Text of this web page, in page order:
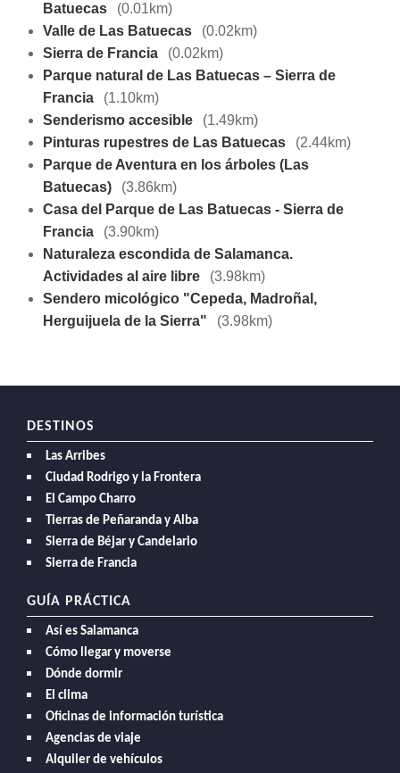
Batuecas
(0.01km)
Valle de Las Batuecas
(0.02km)
Sierra de Francia
(0.02km)
Parque natural de Las Batuecas – Sierra de
Francia
(1.10km)
Senderismo accesible
(1.49km)
Pinturas rupestres de Las Batuecas
(2.44km)
Parque de Aventura en los árboles (Las
Batuecas)
(3.86km)
Casa del Parque de Las Batuecas - Sierra de
Francia
(3.90km)
Naturaleza escondida de Salamanca.
Actividades al aire libre
(3.98km)
Sendero micológico "Cepeda, Madroñal,
Herguijuela de la Sierra"
(3.98km)
DESTINOS
Las Arribes
Ciudad Rodrigo y la Frontera
El Campo Charro
Tierras de Peñaranda y Alba
Sierra de Béjar y Candelario
Sierra de Francia
GUÍA PRÁCTICA
Así es Salamanca
Cómo llegar y moverse
Dónde dormir
El clima
Oficinas de información turística
Agencias de viaje
Alquiler de vehículos